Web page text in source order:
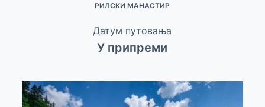
РИЛСКИ МАНАСТИР
Датум путовања
У припреми